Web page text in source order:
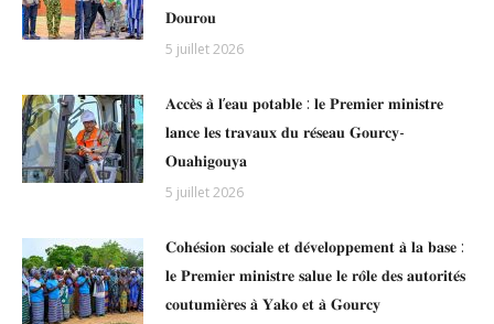
𝐃𝐨𝐮𝐫𝐨𝐮
5 juillet 2026
𝐀𝐜𝐜𝐞̀𝐬 𝐚̀ 𝐥’𝐞𝐚𝐮 𝐩𝐨𝐭𝐚𝐛𝐥𝐞 : 𝐥𝐞 𝐏𝐫𝐞𝐦𝐢𝐞𝐫 𝐦𝐢𝐧𝐢𝐬𝐭𝐫𝐞
𝐥𝐚𝐧𝐜𝐞 𝐥𝐞𝐬 𝐭𝐫𝐚𝐯𝐚𝐮𝐱 𝐝𝐮 𝐫𝐞́𝐬𝐞𝐚𝐮 𝐆𝐨𝐮𝐫𝐜𝐲-
𝐎𝐮𝐚𝐡𝐢𝐠𝐨𝐮𝐲𝐚
5 juillet 2026
𝐂𝐨𝐡𝐞́𝐬𝐢𝐨𝐧 𝐬𝐨𝐜𝐢𝐚𝐥𝐞 𝐞𝐭 𝐝𝐞́𝐯𝐞𝐥𝐨𝐩𝐩𝐞𝐦𝐞𝐧𝐭 𝐚̀ 𝐥𝐚 𝐛𝐚𝐬𝐞 :
𝐥𝐞 𝐏𝐫𝐞𝐦𝐢𝐞𝐫 𝐦𝐢𝐧𝐢𝐬𝐭𝐫𝐞 𝐬𝐚𝐥𝐮𝐞 𝐥𝐞 𝐫𝐨̂𝐥𝐞 𝐝𝐞𝐬 𝐚𝐮𝐭𝐨𝐫𝐢𝐭𝐞́𝐬
𝐜𝐨𝐮𝐭𝐮𝐦𝐢𝐞̀𝐫𝐞𝐬 𝐚̀ 𝐘𝐚𝐤𝐨 𝐞𝐭 𝐚̀ 𝐆𝐨𝐮𝐫𝐜𝐲